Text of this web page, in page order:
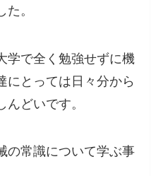
た。
学で全く勉強せずに機
にとっては日々分から
どいです。
の常識について学ぶ事